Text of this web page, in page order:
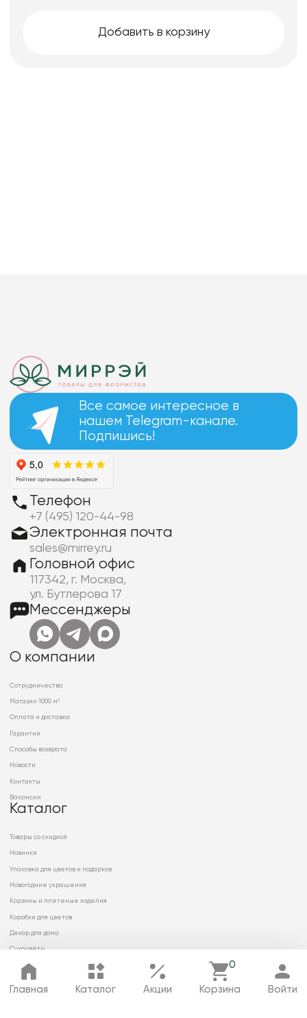
Добавить в корзину
Главная Каталог Акции
0
Корзина Войти
Все самое интересное в
нашем Telegram-канале.
Подпишись!
Телефон
+7 (495) 120-44-98
Электронная почта
sales@mirrey.ru
Головной офис
117342, г. Москва,
ул. Бутлерова 17
Мессенджеры
О компании
Сотрудничество
Магазин 1000 м²
Оплата и доставка
Гарантии
Способы возврата
Новости
Контакты
Вакансии
Каталог
Товары со скидкой
Новинки
Упаковка для цветов и подарков
Новогодние украшения
Корзины и плетеные изделия
Коробки для цветов
Декор для дома
Сухоцветы
© 2026 ООО «МИРРЭЙ»